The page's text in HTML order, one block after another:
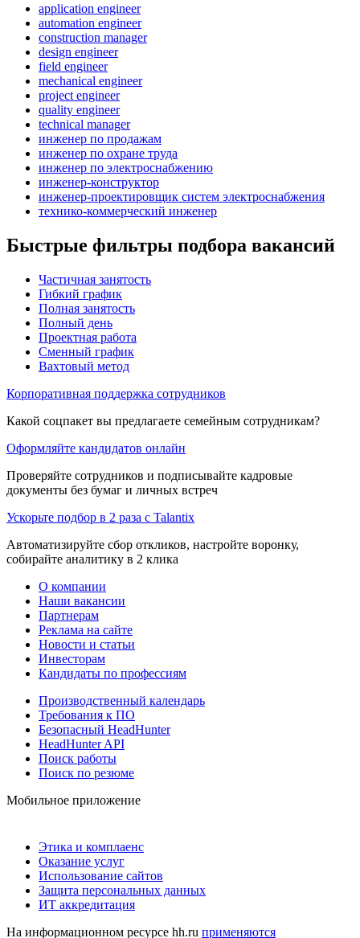
application engineer
automation engineer
construction manager
design engineer
field engineer
mechanical engineer
project engineer
quality engineer
technical manager
инженер по продажам
инженер по охране труда
инженер по электроснабжению
инженер-конструктор
инженер-проектировщик систем электроснабжения
технико-коммерческий инженер
Быстрые фильтры подбора вакансий
Частичная занятость
Гибкий график
Полная занятость
Полный день
Проектная работа
Сменный график
Вахтовый метод
Корпоративная поддержка сотрудников
Какой соцпакет вы предлагаете семейным сотрудникам?
Оформляйте кандидатов онлайн
Проверяйте сотрудников и подписывайте кадровые
документы без бумаг и личных встреч
Ускорьте подбор в 2 раза с Talantix
Автоматизируйте сбор откликов, настройте воронку,
собирайте аналитику в 2 клика
О компании
Наши вакансии
Партнерам
Реклама на сайте
Новости и статьи
Инвесторам
Кандидаты по профессиям
Производственный календарь
Требования к ПО
Безопасный HeadHunter
HeadHunter API
Поиск работы
Поиск по резюме
Мобильное приложение
Этика и комплаенс
Оказание услуг
Использование сайтов
Защита персональных данных
ИТ аккредитация
На информационном ресурсе hh.ru применяются